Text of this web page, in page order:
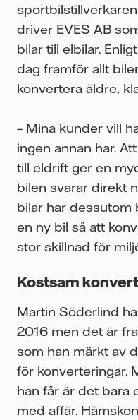
driver EVES AB
bilar till elbilar.
dag framför allt
konvertera äldre,
– Mina kunder vill
ingen annan har.
till eldrift ger en
bilen svarar direkt
bilar har dessutom
en ny bil så att
stor skillnad för
Kostsam
Martin Söderlind
2016 men det är
som han märkt av
för konverteringar.
han får är det bara
med affär.